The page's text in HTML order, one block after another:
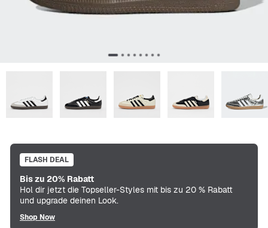
FLASH DEAL
Bis zu 20% Rabatt
Hol dir jetzt die Topseller-Styles mit bis zu 20 % Rabatt
und upgrade deinen Look.
Shop Now